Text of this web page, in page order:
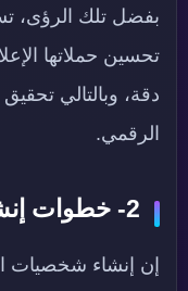
بفضل تلك الرؤى،
تحسين حملاتها
دقة، وبالتالي
الرقمي.
2- خطوات إنشاء الشخصيات الافتراضية
إن إنشاء شخصيات